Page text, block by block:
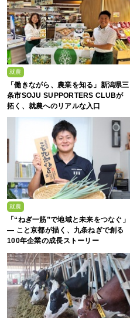
就農
「働きながら、農業を知る」新潟県三
条市SOJU SUPPORTERS CLUBが
拓く、就農へのリアルな入口
就農
「“ねぎ一筋”で地域と未来をつなぐ」
— こと京都が描く、九条ねぎで創る
100年企業の成長ストーリー